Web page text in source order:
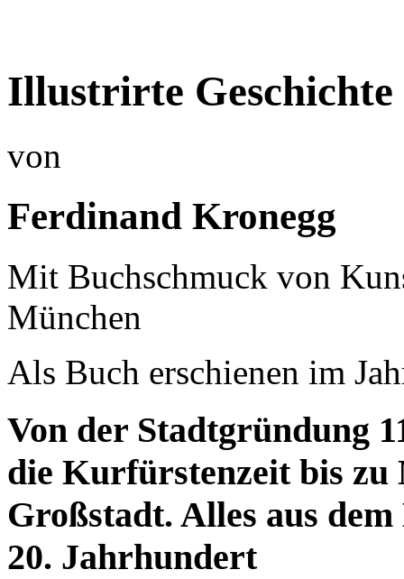
Illustrirte
von
Ferdinand Kronegg
Mit Buchschmuck von
München
Als Buch erschienen im
Von der Stadtgründung
die Kurfürstenzeit bis
Großstadt. Alles aus
20. Jahrhundert